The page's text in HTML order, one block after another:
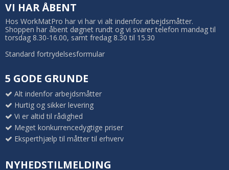
VI HAR ÅBENT
Hos WorkMatPro har vi har vi alt indenfor arbejdsmåtter.
Shoppen har åbent døgnet rundt og vi svarer telefon mandag til
torsdag 8.30-16.00, samt fredag 8.30 til 15.30
Standard fortrydelsesformular
5 GODE GRUNDE
Alt indenfor arbejdsmåtter
Hurtig og sikker levering
Vi er altid til rådighed
Meget konkurrencedygtige priser
Eksperthjælp til måtter til erhverv
NYHEDSTILMELDING